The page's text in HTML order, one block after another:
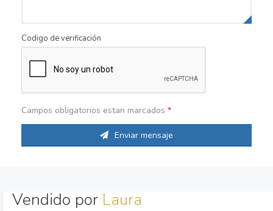
Codigo de verificación
Campos obligatorios estan marcados *
Enviar mensaje
Vendido por Laura